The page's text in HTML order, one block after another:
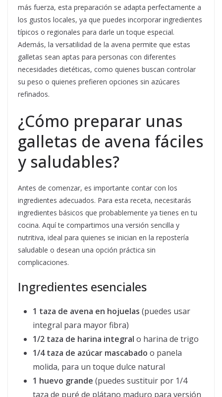
más fuerza, esta preparación se adapta perfectamente a
los gustos locales, ya que puedes incorporar ingredientes
típicos o regionales para darle un toque especial.
Además, la versatilidad de la avena permite que estas
galletas sean aptas para personas con diferentes
necesidades dietéticas, como quienes buscan controlar
su peso o quienes prefieren opciones sin azúcares
refinados.
¿Cómo preparar unas
galletas de avena fáciles
y saludables?
Antes de comenzar, es importante contar con los
ingredientes adecuados. Para esta receta, necesitarás
ingredientes básicos que probablemente ya tienes en tu
cocina. Aquí te compartimos una versión sencilla y
nutritiva, ideal para quienes se inician en la repostería
saludable o desean una opción práctica sin
complicaciones.
Ingredientes esenciales
1 taza de avena en hojuelas (puedes usar
integral para mayor fibra)
1/2 taza de harina integral o harina de trigo
1/4 taza de azúcar mascabado o panela
molida, para un toque dulce natural
1 huevo grande (puedes sustituir por 1/4
taza de puré de plátano maduro para versión